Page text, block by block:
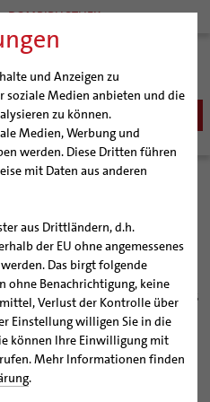
und Anzeigen zu
soziale Medien anbieten und die
zu können.
Medien, Werbung und
werden. Diese Dritten führen
mit Daten aus anderen
aus Drittländern, d.h.
der EU ohne angemessenes
Das birgt folgende
ohne Benachrichtigung, keine
Verlust der Kontrolle über
Einstellung willigen Sie in die
können Ihre Einwilligung mit
Mehr Informationen finden
.
DOMBIBLIOTHEK
Dom
bedenken
„Kreuzwoche“ vom 9. bis